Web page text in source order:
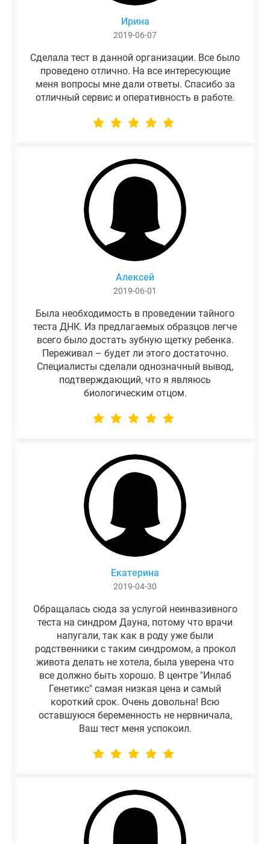
Ирина
2019-06-07
Сделала тест в данной организации. Все было
проведено отлично. На все интересующие
меня вопросы мне дали ответы. Спасибо за
отличный сервис и оперативность в работе.
Алексей
2019-06-01
Была необходимость в проведении тайного
теста ДНК. Из предлагаемых образцов легче
всего было достать зубную щетку ребенка.
Переживал – будет ли этого достаточно.
Специалисты сделали однозначный вывод,
подтверждающий, что я являюсь
биологическим отцом.
Екатерина
2019-04-30
Обращалась сюда за услугой неинвазивного
теста на синдром Дауна, потому что врачи
напугали, так как в роду уже были
родственники с таким синдромом, а прокол
живота делать не хотела, была уверена что
все должно быть хорошо. В центре "Инлаб
Генетикс" самая низкая цена и самый
короткий срок. Очень довольна! Всю
оставшуюся беременность не нервничала,
Ваш тест меня успокоил.